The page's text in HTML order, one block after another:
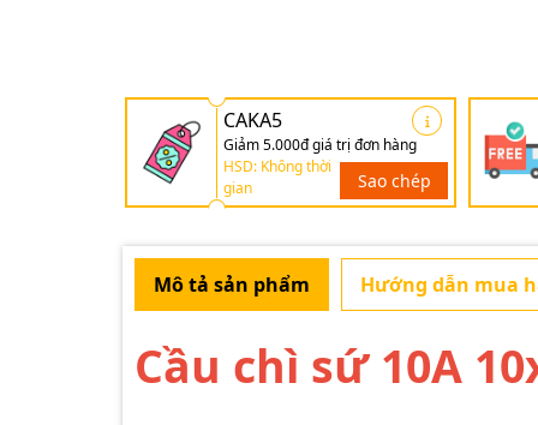
CAKA5
Giảm 5.000đ giá trị đơn hàng
HSD: Không thời
gian
Sao chép
Mô tả sản phẩm Hướng dẫn mua
Cầu chì sứ 10A